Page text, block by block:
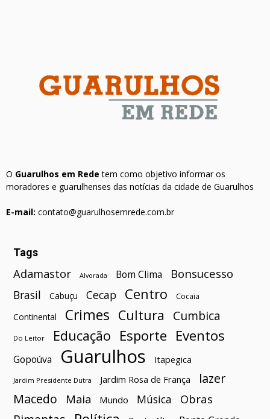
O Guarulhos em Rede tem como objetivo informar os
moradores e guarulhenses das notícias da cidade de Guarulhos
E-mail: contato@guarulhosemrede.com.br
Tags
Adamastor Alvorada Bom Clima Bonsucesso
Brasil Cabuçu Cecap Centro Cocaia
Continental Crimes Cultura Cumbica
Do Leitor Educação Esporte Eventos
Gopoúva Guarulhos Itapegica
Jardim Presidente Dutra Jardim Rosa de França
lazer
Macedo
Maia Mundo Música Obras